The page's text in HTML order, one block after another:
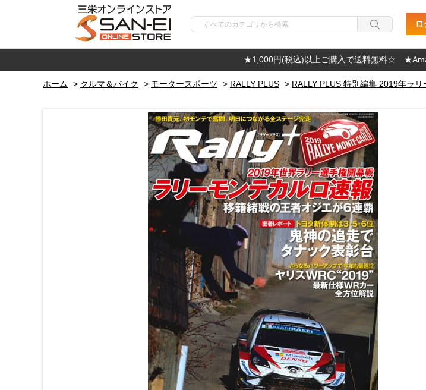
★1,000円(税込)以上ご購入で送料無料☆
ホーム > クルマ＆バイク > モータースポーツ > RALLY PLUS > RALLY PLUS 特別編集 2019年ラ